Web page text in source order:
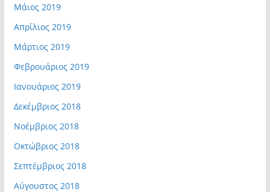
Μάιος 2019
Απρίλιος 2019
Μάρτιος 2019
Φεβρουάριος 2019
Ιανουάριος 2019
Δεκέμβριος 2018
Νοέμβριος 2018
Οκτώβριος 2018
Σεπτέμβριος 2018
Αύγουστος 2018